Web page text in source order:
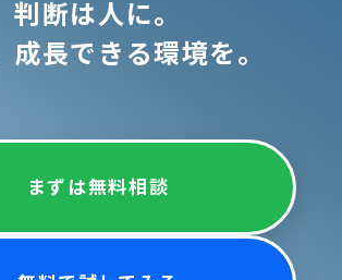
判断は人に。
成長できる環境を。
まずは無料相談